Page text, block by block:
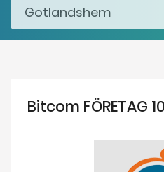
Bitcom FÖRETAG